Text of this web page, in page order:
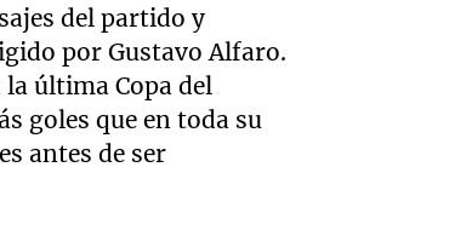
del partido y
por Gustavo Alfaro.
última Copa del
goles que en toda su
antes de ser